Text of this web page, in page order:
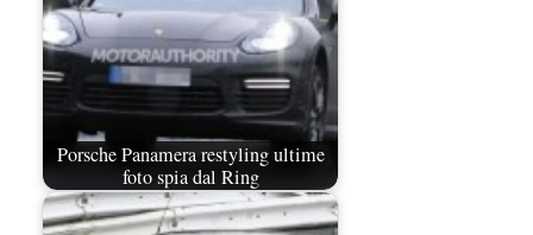
Porsche Panamera restyling ultime
foto spia dal Ring